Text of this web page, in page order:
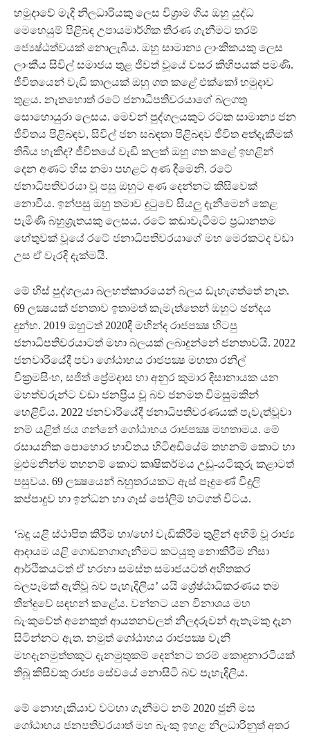
හමුදාවේ මැදි නිලධාරියකු ලෙස විශ්‍රාම ගිය ඔහු යුද්ධ
මෙහෙයුම් පිළිබඳ උපායමාර්ගික තීරණ ගැනීමට තරම්
ජ්‍යෙෂ්ඨත්වයක් නොලැබීය. ඔහු සාමාන්‍ය ලාංකිකයකු ලෙස
ලාංකීය සිවිල් සමාජය තුළ ජීවත් වූයේ වසර කිහිපයක් පමණි.
ජීවිතයෙන් වැඩි කාලයක් ඔහු ගත කළේ එක්කෝ හමුදාව
තුළය. නැතහොත් රටේ ජනාධිපතිවරයාගේ බලගතු
සොහොයුරා ලෙසය. මෙවන් පුද්ගලයකුට රටක සාමාන්‍ය ජන
ජීවිතය පිළිබඳව, සිවිල් ජන සබඳතා පිළිබඳව ජීවිත අත්දැකීමක්
තිබිය හැකිද? ජීවිතයේ වැඩි කලක් ඔහු ගත කළේ ඉහළින්
දෙන අණට හිස නමා පහළට අණ දීමෙනි. රටේ
ජනාධිපතිවරයා වූ පසු ඔහුට අණ දෙන්නට කිසිවෙක්
නොවීය. ඉන්පසු ඔහු තමාව දුටුවේ සියලු දැනීමෙන් කෙළ
පැමිණි බහුශ්‍රැතයකු ලෙසය. රටේ කඩාවැටීමට ප්‍රධානතම
හේතුවක් වූයේ රටේ ජනාධිපතිවරයාගේ මහ මෙරකටද වඩා
උස ඒ වැරදි දැක්මයි.
මේ හිස් පුද්ගලයා බලහත්කාරයෙන් බලය ඩැහැගත්තේ නැත.
69 ලක්‍ෂයක් ජනතාව ඉතාමත් කැමැත්තෙන් ඔහුට ඡන්දය
දුන්හ. 2019 ඔහුටත් 2020දී මහින්ද රාජපක්‍ෂ හිටපු
ජනාධිපතිවරයාටත් මහා බලයක් ලබාදුන්නේ ජනතාවයි. 2022
ජනවාරියේදී පවා ගෝඨාභය රාජපක්‍ෂ මහතා රනිල්
වික්‍රමසිංහ, සජිත් ප්‍රේමදාස හා අනුර කුමාර දිසානායක යන
මහත්වරුන්ට වඩා ජනප්‍රිය වූ බව ජනමත විමසුමකින්
හෙළිවිය. 2022 ජනවාරියේදී ජනාධිපතිවරණයක් පැවැත්වූවා
නම් යළිත් ජය ගන්නේ ගෝඨාභය රාජපක්‍ෂ මහතාමය. මේ
රසායනික පොහොර භාවිතය හිටිඅඩියේම තහනම් කොට හා
මුළුමනින්ම තහනම් කොට කෘෂිකර්මය උඩු-යටිකුරු කළාටත්
පසුවය. 69 ලක්‍ෂයෙන් බහුතරයකට ඇස් පෑදුණේ විදුලි
කප්පාදුව හා ඉන්ධන හා ගෑස් පෝලිම් හටගත් විටය.
‘බදු යළි ස්ථාපිත කිරීම හා/හෝ වැඩිකිරීම තුළින් අහිමි වූ රාජ්‍ය
ආදායම යළි ගොඩනගාගැනීමට කටයුතු නොකිරීම නිසා
ආර්ථිකයටත් ඒ හරහා සමස්ත සමාජයටත් අහිතකර
බලපෑමක් ඇතිවූ බව පැහැදිලිය’ යයි ශ්‍රේෂ්ඨාධිකරණය තම
තීන්දුවේ සඳහන් කළේය. වන්නට යන විනාශය මහ
බැංකුවේත් අනෙකුත් ආයතනවලත් නිලදරුවන් ඇතැමකු දැන
සිටින්නට ඇත. නමුත් ගෝඨාභය රාජපක්‍ෂ වැනි
මහදැනමුත්තකුට දැනමුතුකම් දෙන්නට තරම් කොඳුනාරටියක්
තිබූ කිසිවකු රාජ්‍ය සේවයේ නොසිටි බව පැහැදිලිය.
මේ නොහැකියාව වටහා ගැනීමට නම් 2020 ජුනි මස
ගෝඨාභය ජනපතිවරයාත් මහ බැංකු ඉහළ නිලධාරිනුත් අතර